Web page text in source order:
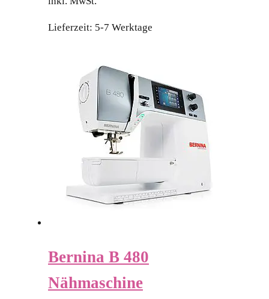
Lieferzeit: 5-7 Werktage
Bernina B 480
Nähmaschine